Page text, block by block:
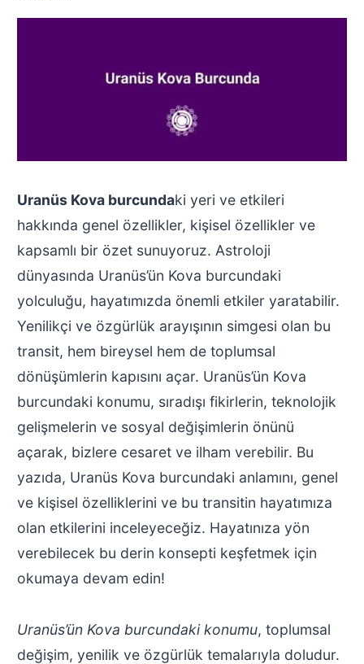
Uranüs Kova burcundaki yeri ve etkileri
hakkında genel özellikler, kişisel özellikler ve
kapsamlı bir özet sunuyoruz. Astroloji
dünyasında Uranüs’ün Kova burcundaki
yolculuğu, hayatımızda önemli etkiler yaratabilir.
Yenilikçi ve özgürlük arayışının simgesi olan bu
transit, hem bireysel hem de toplumsal
dönüşümlerin kapısını açar. Uranüs’ün Kova
burcundaki konumu, sıradışı fikirlerin, teknolojik
gelişmelerin ve sosyal değişimlerin önünü
açarak, bizlere cesaret ve ilham verebilir. Bu
yazıda, Uranüs Kova burcundaki anlamını, genel
ve kişisel özelliklerini ve bu transitin hayatımıza
olan etkilerini inceleyeceğiz. Hayatınıza yön
verebilecek bu derin konsepti keşfetmek için
okumaya devam edin!
Uranüs’ün Kova burcundaki konumu, toplumsal
değişim, yenilik ve özgürlük temalarıyla doludur.